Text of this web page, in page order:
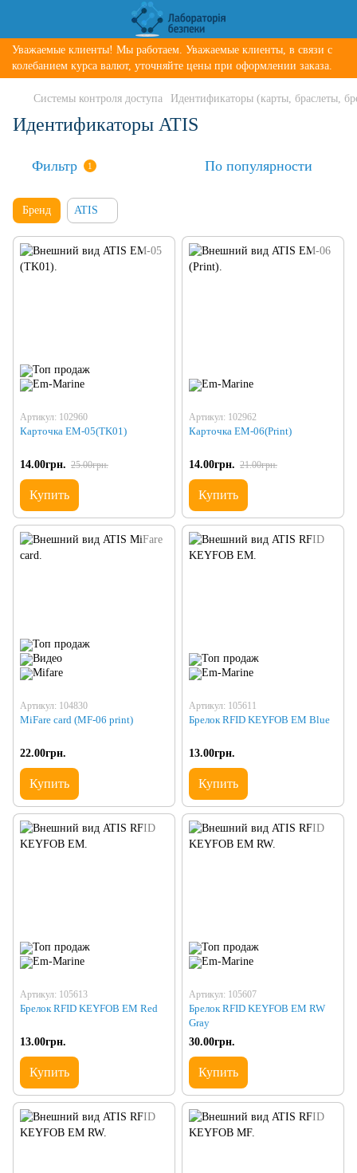
Уважаемые клиенты! Мы работаем. Уважаемые клиенты, в связи с
колебанием курса валют, уточняйте цены при оформлении заказа.
Системы контроля доступа Идентификаторы (карты, браслеты,
Идентификаторы ATIS
Фильтр 1 По популярности
Бренд ATIS
Артикул: 102960
Карточка EM-05(TK01)
14.00грн. 25.00грн.
Купить
Артикул: 102962
Карточка EM-06(Print)
14.00грн. 21.00грн.
Купить
Артикул: 104830
MiFare card (MF-06 print)
22.00грн.
Купить
Артикул: 105611
Брелок RFID KEYFOB EM Blue
13.00грн.
Купить
Артикул: 105613
Брелок RFID KEYFOB EM Red
13.00грн.
Купить
Артикул: 105607
Брелок RFID KEYFOB EM RW
Gray
30.00грн.
Купить